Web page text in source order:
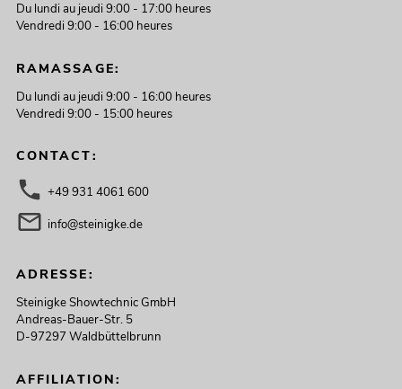
Du lundi au jeudi 9:00 - 17:00 heures
Vendredi 9:00 - 16:00 heures
RAMASSAGE:
Du lundi au jeudi 9:00 - 16:00 heures
Vendredi 9:00 - 15:00 heures
CONTACT:
+49 931 4061 600
info@steinigke.de
ADRESSE:
Steinigke Showtechnic GmbH
Andreas-Bauer-Str. 5
D-97297 Waldbüttelbrunn
AFFILIATION: